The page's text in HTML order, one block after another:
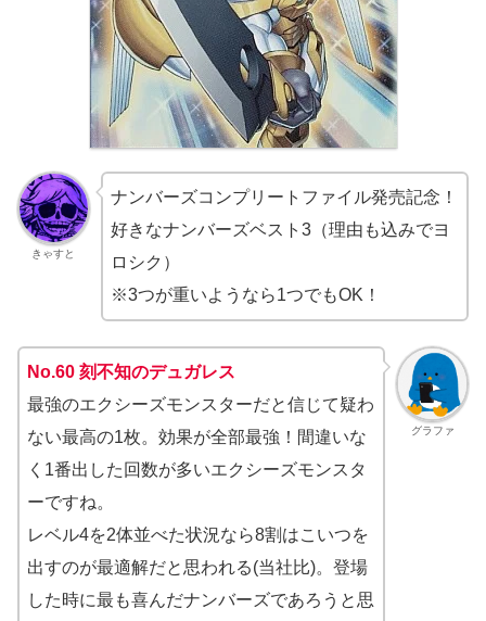
きゃすと
ナンバーズコンプリートファイル発売記念！
好きなナンバーズベスト3（理由も込みでヨ
ロシク）
※3つが重いようなら1つでもOK！
グラファ
No.60 刻不知のデュガレス
最強のエクシーズモンスターだと信じて疑わ
ない最高の1枚。効果が全部最強！間違いな
く1番出した回数が多いエクシーズモンスタ
ーですね。
レベル4を2体並べた状況なら8割はこいつを
出すのが最適解だと思われる(当社比)。登場
した時に最も喜んだナンバーズであろうと思